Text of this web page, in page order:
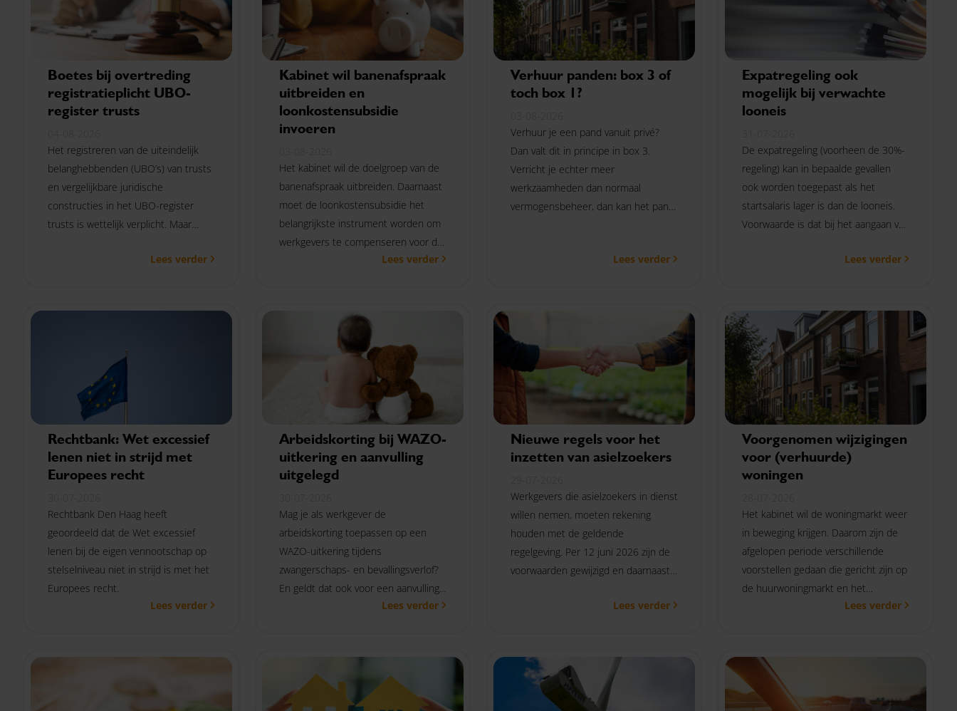
Boetes bij overtreding
registratieplicht UBO-
register trusts
Het registreren van de uiteindelijk
belanghebbenden (UBO’s) van trusts
en vergelijkbare juridische
constructies in het UBO-register
trusts is wettelijk verplicht. Maar
deze registratieplicht niet wordt
Lees verder
Kabinet wil banenafspraak
uitbreiden en
loonkostensubsidie
invoeren
Het kabinet wil de doelgroep van de
banenafspraak uitbreiden. Daarnaast
moet de loonkostensubsidie het
belangrijkste instrument worden om
werkgevers te compenseren voor de
verminderde loonwaarde vanLees verder
Verhuur panden: box 3 of
toch box 1?
Verhuur je een pand vanuit privé?
Dan valt dit in principe in box 3.
Verricht je echter meer
werkzaamheden dan normaal
vermogensbeheer, dan kan het pand
Lees verder
Expatregeling ook
mogelijk bij verwachte
looneis
De expatregeling (voorheen de 30%-
regeling) kan in bepaalde gevallen
ook worden toegepast als het
startsalaris lager is dan de looneis.
Voorwaarde is dat bij het aangaan van
redelijkerwijs mag worden verwacht
Noord-Holland.
Lees verder
Rechtbank: Wet excessief
lenen niet in strijd met
Europees recht
Rechtbank Den Haag heeft
geoordeeld dat de Wet excessief
lenen bij de eigen vennootschap op
stelselniveau niet in strijd is met het
Europees recht.
Lees verder
Arbeidskorting bij WAZO-
uitkering en aanvulling
uitgelegd
Mag je als werkgever de
arbeidskorting toepassen op een
WAZO-uitkering tijdens
zwangerschaps- en bevallingsverlof?
En geldt dat ook voor een aanvulling
op deze uitkering of als deLees verder
Nieuwe regels voor het
inzetten van asielzoekers
Werkgevers die asielzoekers in dienst
willen nemen, moeten rekening
houden met de geldende
regelgeving. Per 12 juni 2026 zijn de
voorwaarden gewijzigd en daarnaast
Lees verder
Voorgenomen wijzigingen
voor (verhuurde)
woningen
Het kabinet wil de woningmarkt weer
in beweging krijgen. Daarom zijn de
afgelopen periode verschillende
voorstellen gedaan die gericht zijn op
de huurwoningmarkt en het
verduurzamen van huurwoningen.
Lees verder